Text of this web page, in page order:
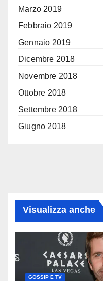
Marzo 2019
Febbraio 2019
Gennaio 2019
Dicembre 2018
Novembre 2018
Ottobre 2018
Settembre 2018
Giugno 2018
Visualizza anche
GOSSIP E TV